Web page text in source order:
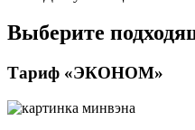
Выберите
Тариф «ЭКОНОМ»